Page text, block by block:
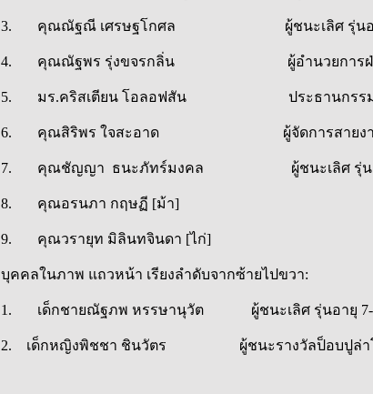
3. คุณณัฐณี เศรษฐโกศล ผู้ชนะเลิศ รุ่นอายุ
4. คุณณัฐพร รุ่งขจรกลิ่น ผู้อำนวยการฝ่ายการ
5. มร.คริสเตียน โอลอฟสัน ประธานกรรมการบ
6. คุณสิริพร ใจสะอาด ผู้จัดการสายงาน สาย
7. คุณชัญญา ธนะภัทร์มงคล ผู้ชนะเลิศ รุ่นอายุ
8. คุณอรนภา กฤษฏี [ม้า]
9. คุณวรายุท มิลินทจินดา [ไก่
บุคคลในภาพ แถวหน้า เรียงลำดับจากซ้ายไปขวา:
1. เด็กชายณัฐภพ หรรษานุวัต ผู้ชนะเลิศ รุ่นอายุ 7-
2. เด็กหญิงพิชชา ชินวัตร ผู้ชนะรางวัลป็อบปูล่า